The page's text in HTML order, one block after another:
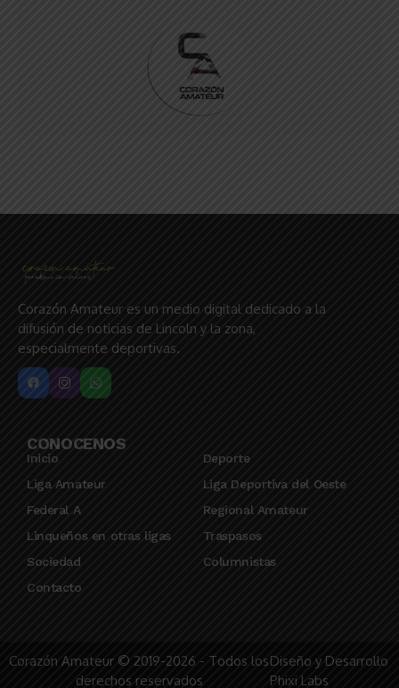
Corazón Amateur es un medio digital dedicado a la
difusión de noticias de Lincoln y la zona,
especialmente deportivas.
CONOCENOS
Inicio
Deporte
Liga Amateur
Liga Deportiva del Oeste
Federal A
Regional Amateur
Linqueños en otras ligas
Traspasos
Sociedad
Columnistas
Contacto
Corazón Amateur © 2019-2026 - Todos los
derechos reservados
Diseño y Desarrollo
Phixi Labs